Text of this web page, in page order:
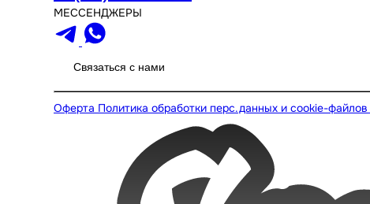
МЕССЕНДЖЕРЫ
Связаться с нами
Оферта Политика обработки перс.данных и cookie-файлов